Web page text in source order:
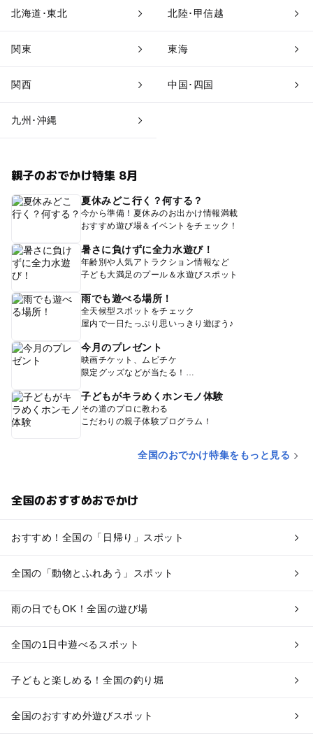
北海道･東北 北陸･甲信越
関東 東海
関西 中国･四国
九州･沖縄
親子のおでかけ特集 8月
夏休みどこ行く？何する？
今から準備！夏休みのお出かけ情報満載
おすすめ遊び場＆イベントをチェック！
暑さに負けずに全力水遊び！
年齢別や人気アトラクション情報など
子ども大満足のプール＆水遊びスポット
雨でも遊べる場所！
全天候型スポットをチェック
屋内で一日たっぷり思いっきり遊ぼう♪
今月のプレゼント
映画チケット、ムビチケ
限定グッズなどが当たる！
子どもがキラめくホンモノ体験
その道のプロに教わる
こだわりの親子体験プログラム！
全国のおでかけ特集をもっと見る
全国のおすすめおでかけ
おすすめ！全国の「日帰り」スポット
全国の「動物とふれあう」スポット
雨の日でもOK！全国の遊び場
全国の1日中遊べるスポット
子どもと楽しめる！全国の釣り堀
全国のおすすめ外遊びスポット